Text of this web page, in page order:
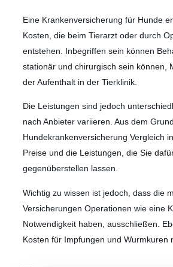
Eine Krankenversicherung für Hunde
Kosten, die beim Tierarzt oder durch
entstehen. Inbegriffen sein können
stationär und chirurgisch sein können,
der Aufenthalt in der Tierklinik.
Die Leistungen sind jedoch
nach Anbieter variieren. Aus dem
Hundekrankenversicherung Vergleich
Preise und die Leistungen, die Sie
gegenüberstellen lassen.
Wichtig zu wissen ist jedoch, dass die
Versicherungen Operationen wie eine
Notwendigkeit haben, ausschließen.
Kosten für Impfungen und Wurmkuren